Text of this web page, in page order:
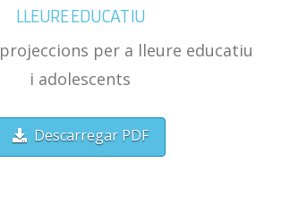
LLEURE EDUCATIU
projeccions per a lleure educatiu
i adolescents
Descarregar PDF